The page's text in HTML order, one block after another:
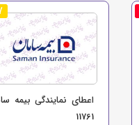
اعطای نمایندگی بیمه
11761